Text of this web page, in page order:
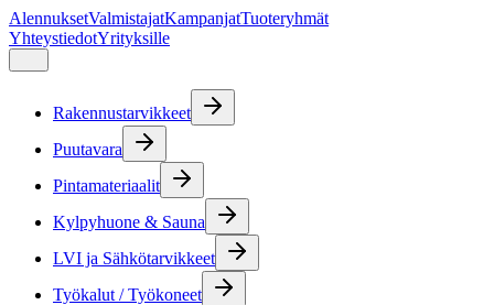
AlennuksetValmistajatKampanjatTuoteryhmät
YhteystiedotYrityksille
Rakennustarvikkeet
Puutavara
Pintamateriaalit
Kylpyhuone & Sauna
LVI ja Sähkötarvikkeet
Työkalut / Työkoneet